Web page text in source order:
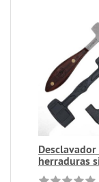
herraduras